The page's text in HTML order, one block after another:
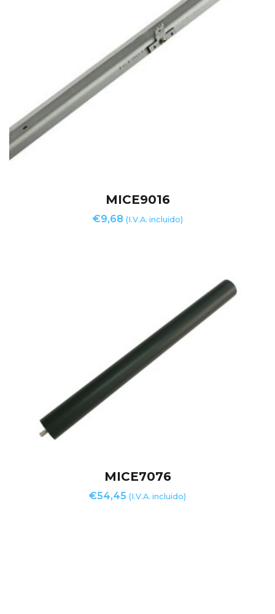
MICE9016
€9,68 (I.V.A. incluido)
MICE7076
€54,45 (I.V.A. incluido)